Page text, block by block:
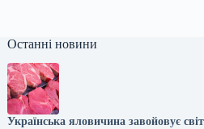
Останні новини
Українська яловичина завойовує